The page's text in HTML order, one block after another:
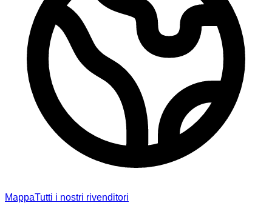
MappaTutti i nostri rivenditori